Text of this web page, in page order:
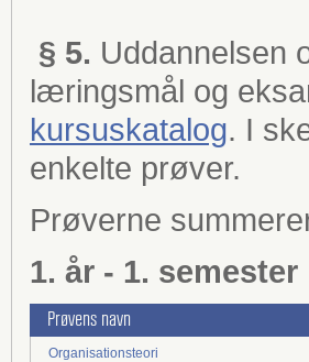
§ 5. Uddannelsen
læringsmål og
kursuskatalog. I
enkelte prøver.
Prøverne
1. år - 1. semester
Prøvens navn
Organisationsteori